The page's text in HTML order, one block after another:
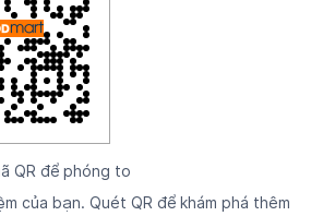
của bạn. Quét QR để khám phá thêm
QR để phóng to